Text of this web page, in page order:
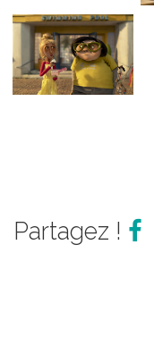
Partagez !